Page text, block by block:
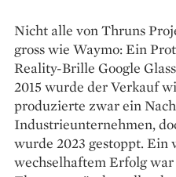
Nicht alle von Thruns
gross wie Waymo: Ein
Reality-Brille Google
2015 wurde der Verkauf
produzierte zwar ein
Industrieunternehmen,
wurde 2023 gestoppt. Ein
wechselhaftem Erfolg